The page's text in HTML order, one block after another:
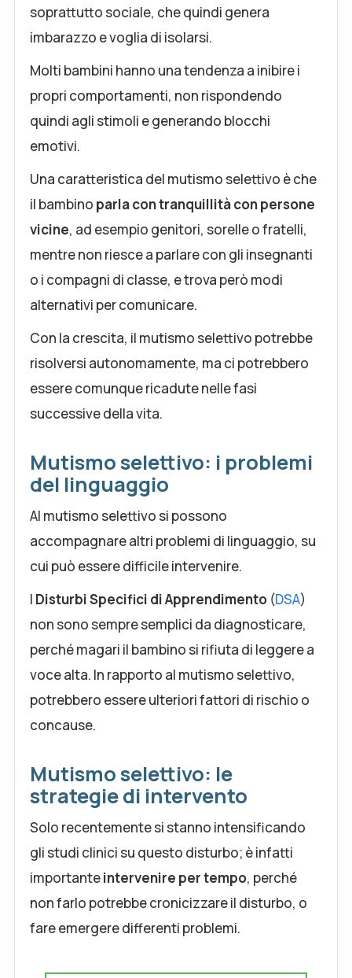
soprattutto sociale, che quindi genera
imbarazzo e voglia di isolarsi.
Molti bambini hanno una tendenza a inibire i
propri comportamenti, non rispondendo
quindi agli stimoli e generando blocchi
emotivi.
Una caratteristica del mutismo selettivo è che
il bambino parla con tranquillità con persone
vicine, ad esempio genitori, sorelle o fratelli,
mentre non riesce a parlare con gli insegnanti
o i compagni di classe, e trova però modi
alternativi per comunicare.
Con la crescita, il mutismo selettivo potrebbe
risolversi autonomamente, ma ci potrebbero
essere comunque ricadute nelle fasi
successive della vita.
Mutismo selettivo: i problemi
del linguaggio
Al mutismo selettivo si possono
accompagnare altri problemi di linguaggio, su
cui può essere difficile intervenire.
I Disturbi Specifici di Apprendimento (DSA)
non sono sempre semplici da diagnosticare,
perché magari il bambino si rifiuta di leggere a
voce alta. In rapporto al mutismo selettivo,
potrebbero essere ulteriori fattori di rischio o
concause.
Mutismo selettivo: le
strategie di intervento
Solo recentemente si stanno intensificando
gli studi clinici su questo disturbo; è infatti
importanteintervenire per tempo, perché
non farlo potrebbe cronicizzare il disturbo, o
fare emergere differenti problemi.